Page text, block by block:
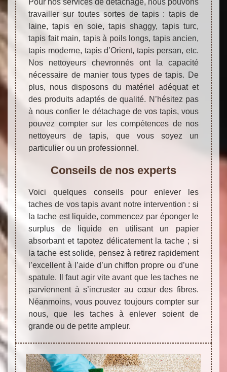
travailler sur toutes sortes de tapis : tapis de
laine, tapis en soie, tapis shaggy, tapis turc,
tapis fait main, tapis à poils longs, tapis ancien,
tapis moderne, tapis d’Orient, tapis persan, etc.
Nos nettoyeurs chevronnés ont la capacité
nécessaire de manier tous types de tapis. De
plus, nous disposons du matériel adéquat et
des produits adaptés de qualité. N’hésitez pas
à nous confier le détachage de vos tapis, vous
pouvez compter sur les compétences de nos
nettoyeurs de tapis, que vous soyez un
particulier ou un professionnel.
Conseils de nos experts
Voici quelques conseils pour enlever les
taches de vos tapis avant notre intervention : si
la tache est liquide, commencez par éponger le
surplus de liquide en utilisant un papier
absorbant et tapotez délicatement la tache ; si
la tache est solide, pensez à retirez rapidement
l’excellent à l’aide d’un chiffon propre ou d’une
spatule. Il faut agir vite avant que les taches ne
parviennent à s’incruster au cœur des fibres.
Néanmoins, vous pouvez toujours compter sur
nous, que les taches à enlever soient de
grande ou de petite ampleur.